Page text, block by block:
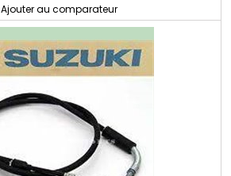
Ajouter au comparateur